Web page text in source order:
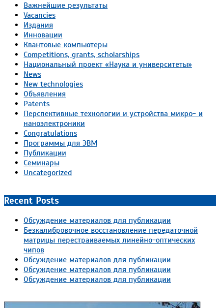
Важнейшие результаты
Vacancies
Издания
Инновации
Квантовые компьютеры
Competitions, grants, scholarships
Национальный проект «Наука и университеты»
News
New technologies
Объявления
Patents
Перспективные технологии и устройства микро- и
наноэлектроники
Congratulations
Программы для ЭВМ
Публикации
Семинары
Uncategorized
Recent Posts
Обсуждение материалов для публикации
Безкалибровочное восстановление передаточной
матрицы перестраиваемых линейно-оптических
чипов
Обсуждение материалов для публикации
Обсуждение материалов для публикации
Обсуждение материалов для публикации